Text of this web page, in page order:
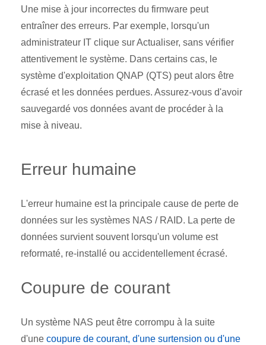
Une mise à jour incorrectes du firmware peut
entraîner des erreurs. Par exemple, lorsqu'un
administrateur IT clique sur Actualiser, sans vérifier
attentivement le système. Dans certains cas, le
système d'exploitation QNAP (QTS) peut alors être
écrasé et les données perdues. Assurez-vous d'avoir
sauvegardé vos données avant de procéder à la
mise à niveau.
Erreur humaine
L'erreur humaine est la principale cause de perte de
données sur les systèmes NAS / RAID. La perte de
données survient souvent lorsqu'un volume est
reformaté, re-installé ou accidentellement écrasé.
Coupure de courant
Un système NAS peut être corrompu à la suite
d'une coupure de courant, d'une surtension ou d'une